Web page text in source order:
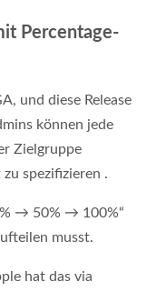
Percentage-
und diese Release
können jede
Zielgruppe
spezifizieren .
→ 50% → 100%“
musst.
hat das via